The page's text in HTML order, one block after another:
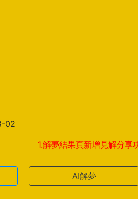
02
1.解夢結果頁新增見解分享功能！
AI解夢